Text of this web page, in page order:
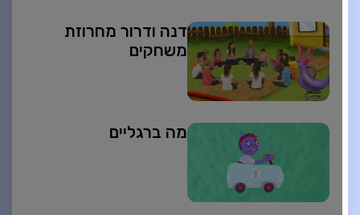
דנה ודרור מחרוזת
משחקים
מה ברגליים